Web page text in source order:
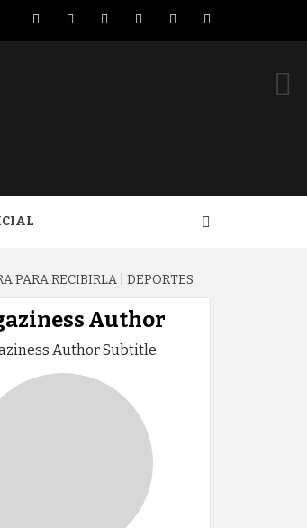
FacebookTwitterLinkedIn
VK YouTubeInstagram
PARA RECIBIRLA | DEPORTES
Author
Author Subtitle